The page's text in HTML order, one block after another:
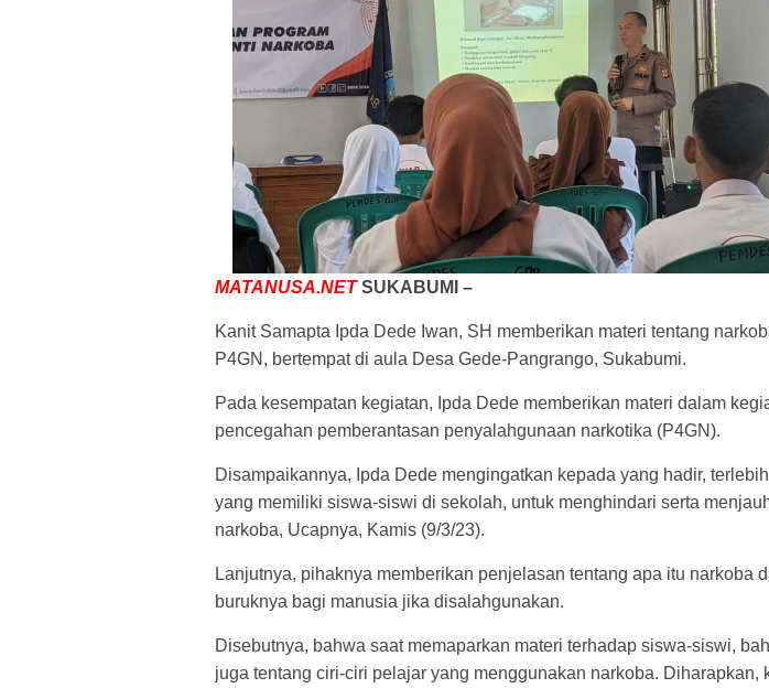
MATANUSA.NETSUKABUMI –
Kanit Samapta Ipda Dede Iwan, SH memberikan materi tentang
P4GN, bertempat di aula Desa Gede-Pangrango, Sukabumi.
Pada kesempatan kegiatan, Ipda Dede memberikan materi dalam
pencegahan pemberantasan penyalahgunaan narkotika (P4GN).
Disampaikannya, Ipda Dede mengingatkan kepada yang hadir,
yang memiliki siswa-siswi di sekolah, untuk menghindari serta
narkoba, Ucapnya, Kamis (9/3/23).
Lanjutnya, pihaknya memberikan penjelasan tentang apa itu narkoba
buruknya bagi manusia jika disalahgunakan.
Disebutnya, bahwa saat memaparkan materi terhadap siswa-siswi,
juga tentang ciri-ciri pelajar yang menggunakan narkoba. Diharapkan,